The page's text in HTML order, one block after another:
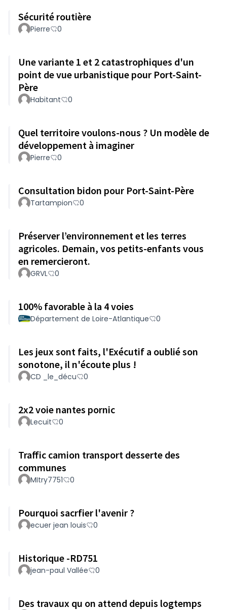
Sécurité routière
Pierre 0
Une variante 1 et 2 catastrophiques d'un
point de vue urbanistique pour Port-Saint-
Père
Habitant 0
Quel territoire voulons-nous ? Un modèle de
développement à imaginer
Pierre 0
Consultation bidon pour Port-Saint-Père
Tartampion 0
Préserver l’environnement et les terres
agricoles. Demain, vos petits-enfants vous
en remercieront.
GRVL 0
100% favorable à la 4 voies
Département de Loire-Atlantique 0
Les jeux sont faits, l'Exécutif a oublié son
sonotone, il n'écoute plus !
CD _le_décu 0
2x2 voie nantes pornic
Lecuit 0
Traffic camion transport desserte des
communes
MItry7751 0
Pourquoi sacrfier l'avenir ?
ecuer jean louis 0
Historique -RD751
jean-paul Vallée 0
Des travaux qu on attend depuis logtemps